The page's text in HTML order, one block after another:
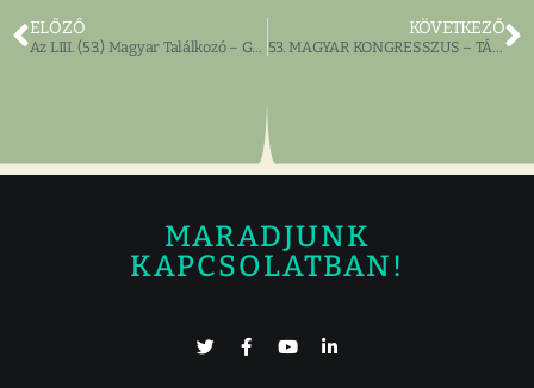
ELŐZŐ
Az LIII. (53.) Magyar Találkozó – Gyerekműsor
KÖVETKEZŐ
53. MAGYAR KONGRESSZUS – TÁRSASEBÉD és ÜNNEPI SZÓNOK
MARADJUNK
KAPCSOLATBAN!